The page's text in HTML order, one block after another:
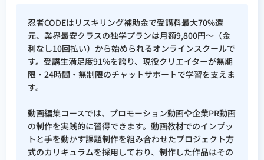
忍者CODEはリスキリング補助金で受講料最大70%還
元、業界最安クラスの独学プランは月額9,800円〜（金
利なし10回払い）から始められるオンラインスクールで
す。受講生満足度91%を誇り、現役クリエイターが無期
限・24時間・無制限のチャットサポートで学習を支えま
す。
動画編集コースでは、プロモーション動画や企業PR動画
の制作を実践的に習得できます。動画教材でのインプッ
トと手を動かす課題制作を組み合わせたプロジェクト方
式のカリキュラムを採用しており、制作した作品はその